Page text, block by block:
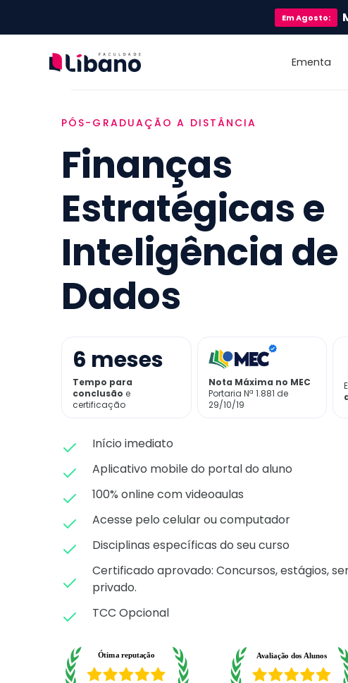
EmAgosto:
Ementa
PÓS-GRADUAÇÃO A DISTÂNCIA
Finanças
Estratégicas e
Inteligência de
Dados
6 meses
Tempo para
conclusão e
certificação
Nota Máxima no MEC
Portaria Nª 1.881 de
29/10/19
Início imediato
Aplicativo mobile do portal do aluno
100% online com videoaulas
Acesse pelo celular ou computador
Disciplinas específicas do seu curso
Certificado aprovado: Concursos, estágios,
privado.
TCC Opcional